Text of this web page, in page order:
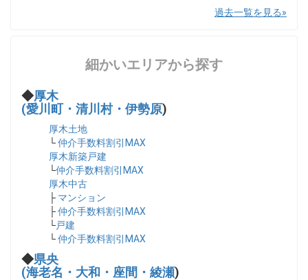
過去一覧を見る
細かいエリアから探す
◆厚木
(愛川町・清川村・伊勢原)
厚木土地
└仲介手数料割引MAX
厚木新築戸建
└仲介手数料割引MAX
厚木中古
├ マンション
├仲介手数料割引MAX
└戸建
└仲介手数料割引MAX
◆県央
(海老名・大和・座間・綾瀬)